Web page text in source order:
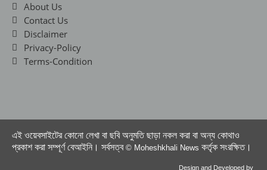
About Us
Contact Us
Disclaimer
Privacy-Policy
Terms-Condition
এই ওয়েবসাইটের কোনো লেখা বা ছবি অনুমতি ছাড়া নকল করা বা অন্য কোথাও
প্রকাশ করা সম্পূর্ণ বেআইনি। সর্বসত্ব © Moheshkhali News কর্তৃক সংরক্ষিত।
Design and Developed by